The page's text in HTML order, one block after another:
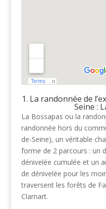
1. La randonnée de
Seine :
La Bossapas ou la
randonnée hors du
de-Seine), un véritable
forme de 2 parcours : un
dénivelée cumulée et un
de dénivelée pour les
traversent les forêts de
Clamart.